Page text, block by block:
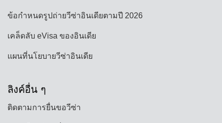
ข้อกำหนดรูปถ่ายวีซ่าอินเดียตามปี 2026
เคล็ดลับ eVisa ของอินเดีย
แผนที่นโยบายวีซ่าอินเดีย
ลิงค์อื่น ๆ
ติดตามการยื่นขอวีซ่า